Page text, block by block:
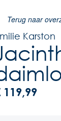
Terug naar
Karston
119,99